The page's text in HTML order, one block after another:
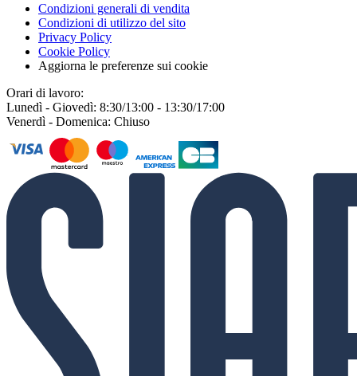
Condizioni generali di vendita
Condizioni di utilizzo del sito
Privacy Policy
Cookie Policy
Aggiorna le preferenze sui cookie
Orari di lavoro:
Lunedì - Giovedì: 8:30/13:00 - 13:30/17:00
Venerdì - Domenica: Chiuso